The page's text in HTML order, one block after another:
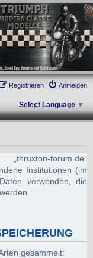
Modelle. Das Forum für
Bonneville, Thruxton,
Twin, Street Cup, America
Anmelden
Registrieren
Select Language ▼
forum.de“
Institutionen (im
verwenden, die
gesammelt: